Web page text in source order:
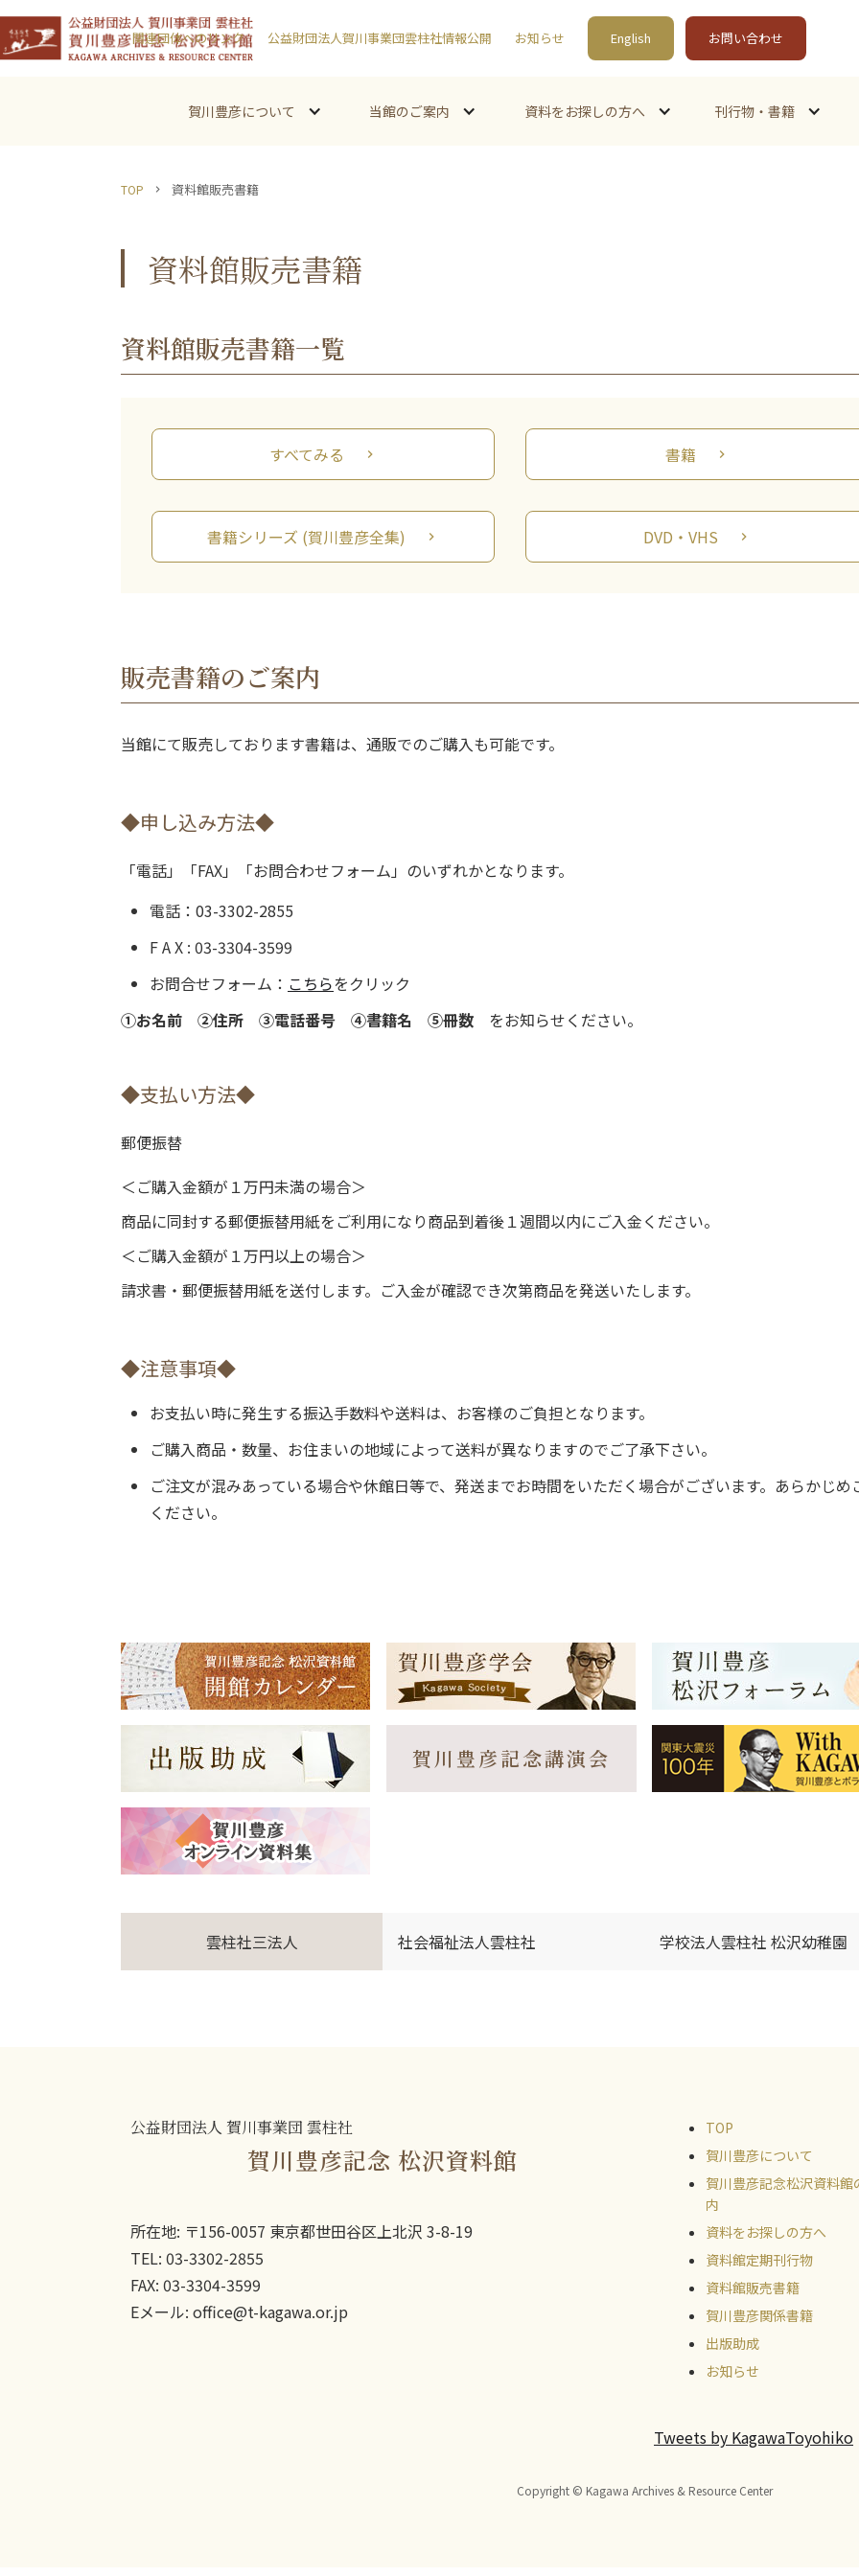
関連団体へのリンク 公益財団法人賀川事業団雲柱社情報公開 お知らせ English お問い合わせ
賀川豊彦について 当館のご案内 資料をお探しの方へ 刊行物・書籍
TOP chevron_right 資料館販売書籍
資料館販売書籍
資料館販売書籍一覧
すべてみる chevron_right 書籍 chevron_right
書籍シリーズ (賀川豊彦全集) chevron_right DVD・VHS chevron_right
販売書籍のご案内
当館にて販売しております書籍は、通販でのご購入も可能です。
◆申し込み方法◆
「電話」「FAX」「お問合わせフォーム」のいずれかとなります。
電話：03-3302-2855
F A X : 03-3304-3599
お問合せフォーム： こちらをクリック
①お名前 ②住所 ③電話番号 ④書籍名 ⑤冊数 をお知らせください。
◆支払い方法◆
郵便振替
＜ご購入金額が１万円未満の場合＞
商品に同封する郵便振替用紙をご利用になり商品到着後１週間以内にご入金ください。
＜ご購入金額が１万円以上の場合＞
請求書・郵便振替用紙を送付します。ご入金が確認でき次第商品を発送いたします。
◆注意事項◆
お支払い時に発生する振込手数料や送料は、お客様のご負担となります。
ご購入商品・数量、お住まいの地域によって送料が異なりますのでご了承下さい。
ご注文が混みあっている場合や休館日等で、発送までお時間をいただく場合がございます。あらかじめ
ください。
賀川豊彦記念講演会
雲柱社三法人 社会福祉法人雲柱社 学校法人雲柱社 松沢幼稚園
公益財団法人 賀川事業団 雲柱社
賀川豊彦記念 松沢資料館
所在地: 〒156-0057 東京都世田谷区上北沢 3-8-19
TEL: 03-3302-2855
FAX: 03-3304-3599
Eメール: office@t-kagawa.or.jp
TOP
賀川豊彦について
賀川豊彦記念松沢資料館
内
資料をお探しの方へ
資料館定期刊行物
資料館販売書籍
賀川豊彦関係書籍
出版助成
お知らせ
Tweets by KagawaToyohiko
Copyright © Kagawa Archives & Resource Center